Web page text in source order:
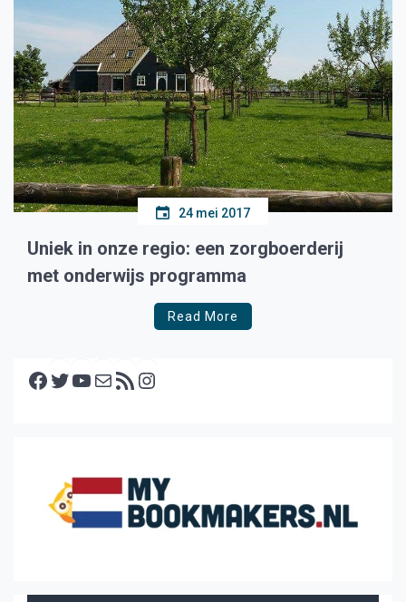
24 mei 2017
Uniek in onze regio: een zorgboerderij
met onderwijs programma
Read More
Facebook Twitter YouTube E-mail RSS feed